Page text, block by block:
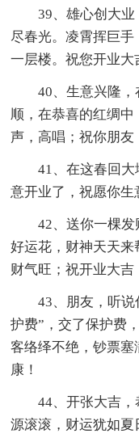
39、雄心创大
尽春光。凌霄挥巨
一层楼。祝您开业大
40、生意兴隆
顺，在恭喜的红绸
声，高唱；祝你朋友
41、在这春回
意开业了，祝愿你生
42、送你一棵
好运花，财神天天
财气旺；祝开业大吉
43、朋友，听
护费”，交了保护费
客络绎不绝，钞票
康！
44、开张大吉
源滚滚，财运犹如